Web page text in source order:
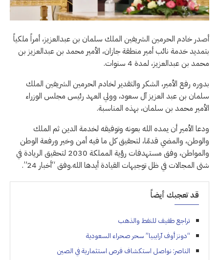
أصدر خادم الحرمين الشريفين الملك سلمان بن عبدالعزيز، أمراً ملكياً
بتمديد خدمة نائب أمير منطقة جازان، الأمير محمد بن عبدالعزيز بن
محمد بن عبدالعزيز، لمدة 4 سنوات.
بدوره رفع الأمير، الشكر والتقدير لخادم الحرمين الشريفين الملك
سلمان بن عبد العزيز آل سعود، وولي العهد رئيس مجلس الوزراء
الأمير محمد بن سلمان، بهذه المناسبة.
ودعا الأمير أن يمده الله بعونه وتوفيقه لخدمة الدين ثم الملك
والوطن، والمضي قدمًا، لتحقيق كل ما فيه أمن وخير ورفعة الوطن
والمواطن، وفق مستهدفات رؤية المملكة 2030 لتحقيق الريادة في
شتى المجالات في ظل توجيهات القيادة أيدها الله.وفق “أخبار 24”.
قد تعجبك أيضاً
تراجع طفيف للنفط والذهب
“دونز أوف آرايبيا” سحر صحراء السعودية
الناصر: نواصل استكشاف فرص استثمارية في الصين